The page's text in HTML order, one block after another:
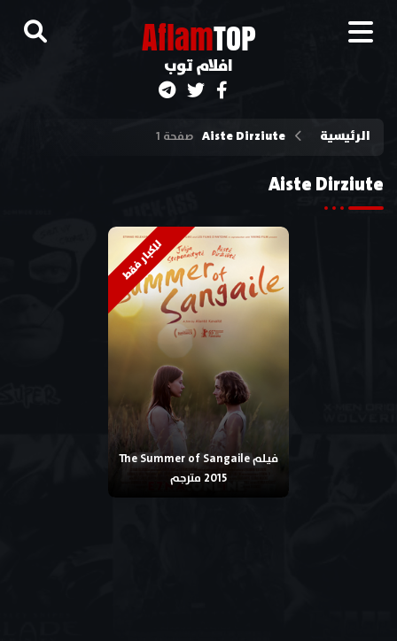
AflamTOP
افلام توب
الرئيسية Aiste Dirziute صفحة 1
Aiste Dirziute
للكبار فقط
فيلم The Summer of Sangaile
2015 مترجم